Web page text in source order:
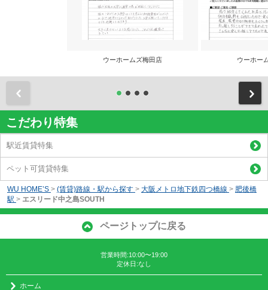
ウーホームズ梅田店 ウーホー
こだわり特集
駅近賃貸特集
ペット可賃貸特集
WU HOME’S > (賃貸)路線・駅から探す > 大阪メトロ地下鉄四つ橋線 > 肥後橋
駅 > エスリード中之島SOUTH
ページトップに戻る
営業時間:10:00〜19:00
定休日:なし
ホーム